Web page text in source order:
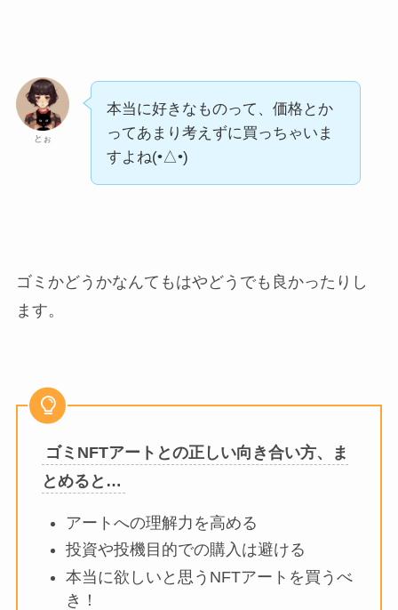
とぉ
本当に好きなものって、価格とか
ってあまり考えずに買っちゃいま
すよね(•△•)
ゴミかどうかなんてもはやどうでも良かったりし
ます。
ゴミNFTアートとの正しい向き合い方、ま
とめると…
アートへの理解力を高める
投資や投機目的での購入は避ける
本当に欲しいと思うNFTアートを買うべ
き！